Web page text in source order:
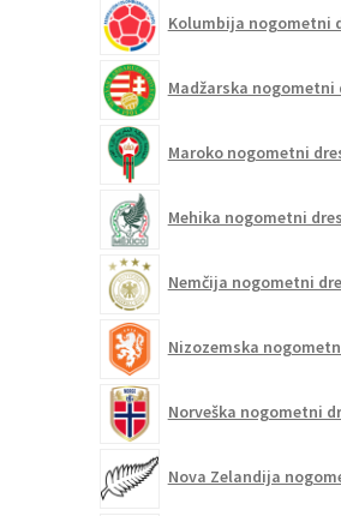
Kolumbija nogometni
Madžarska nogometni
Maroko nogometni
Mehika nogometni
Nemčija nogometni
Nizozemska
Norveška nogometni
Nova Zelandija